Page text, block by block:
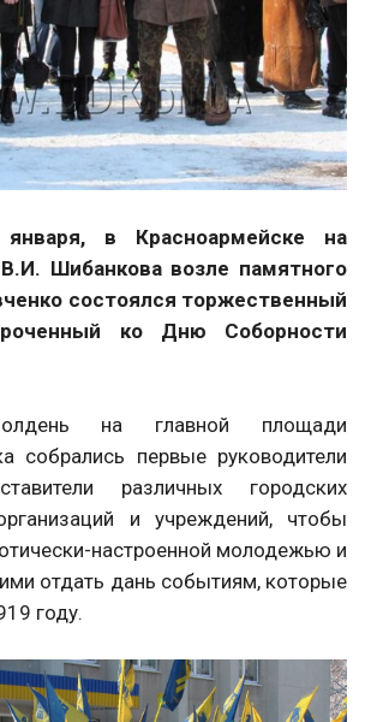
в Красноармейске на
Шибанкова возле памятного
состоялся торжественный
ко Дню Соборности
на главной площади
собрались первые руководители
различных городских
и учреждений, чтобы
настроенной молодежью и
отдать дань событиям, которые
году.